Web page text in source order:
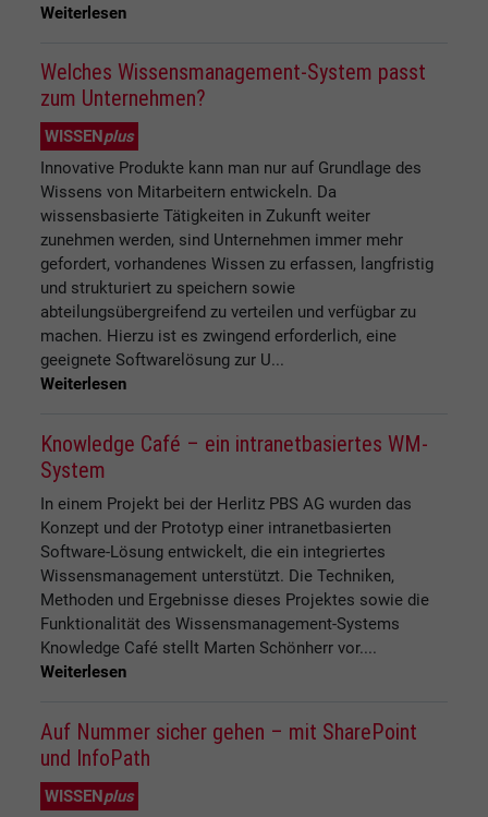
Weiterlesen
Welches Wissensmanagement-System passt
zum Unternehmen?
WISSEN plus
Innovative Produkte kann man nur auf Grundlage des
Wissens von Mitarbeitern entwickeln. Da
wissensbasierte Tätigkeiten in Zukunft weiter
zunehmen werden, sind Unternehmen immer mehr
gefordert, vorhandenes Wissen zu erfassen, langfristig
und strukturiert zu speichern sowie
abteilungsübergreifend zu verteilen und verfügbar zu
machen. Hierzu ist es zwingend erforderlich, eine
geeignete Softwarelösung zur U...
Weiterlesen
Knowledge Café – ein intranetbasiertes WM-
System
In einem Projekt bei der Herlitz PBS AG wurden das
Konzept und der Prototyp einer intranetbasierten
Software-Lösung entwickelt, die ein integriertes
Wissensmanagement unterstützt. Die Techniken,
Methoden und Ergebnisse dieses Projektes sowie die
Funktionalität des Wissensmanagement-Systems
Knowledge Café stellt Marten Schönherr vor....
Weiterlesen
Auf Nummer sicher gehen – mit SharePoint
und InfoPath
WISSENplus